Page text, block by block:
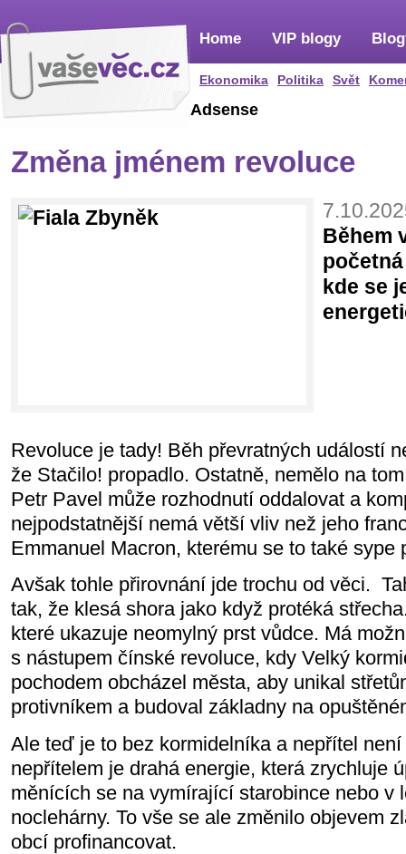
Home
Ekonomika Politika Svět
VIP blogy
Adsense
Změna jménem revoluce
Během
kde se
Revoluce je tady! Běh převratných událostí
že Stačilo! propadlo. Ostatně, nemělo na
Petr Pavel může rozhodnutí oddalovat a
nejpodstatnější nemá větší vliv než jeho
Emmanuel Macron, kterému se to také sype
Avšak tohle přirovnání jde trochu od věci.
tak, že klesá shora jako když protéká
které ukazuje neomylný prst vůdce. Má
s nástupem čínské revoluce, kdy Velký
pochodem obcházel města, aby unikal
protivníkem a budoval základny na
Ale teď je to bez kormidelníka a nepřítel
nepřítelem je drahá energie, která zrychluje
měnících se na vymírající starobince nebo v
noclehárny. To vše se ale změnilo objevem
obcí profinancovat.